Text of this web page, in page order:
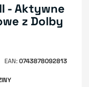
- Aktywne
z Dolby
EAN 0743878092813